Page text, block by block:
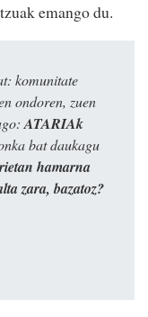
emango du.
komunitate
ondoren, zuen
ATARIAk
bat daukagu
hamarna
zara, bazatoz?